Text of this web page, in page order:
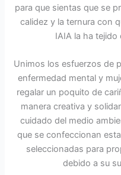
para que sientas que se
calidez y la ternura con
IAIA la ha tejido
Unimos los esfuerzos de
enfermedad mental y
regalar un poquito de
manera creativa y
cuidado del medio
que se confeccionan
seleccionadas para
debido a su